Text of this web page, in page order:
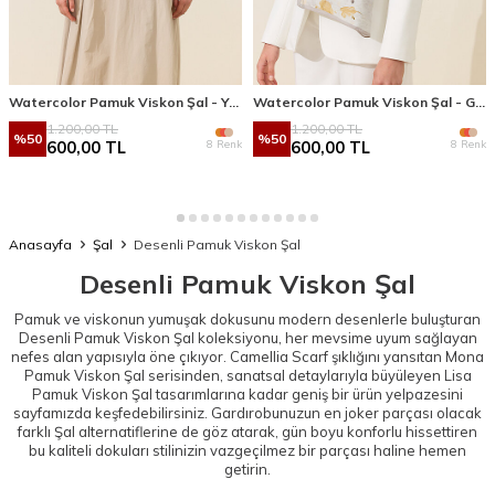
Watercolor Pamuk Viskon Şal - Yağ Yeşili
%50
1.200,00TL
600,00 TL 8 Renk %50
1.200,00TL
600,00 TL 8 Renk
Anasayfa Şal Desenli Pamuk Viskon Şal
Desenli Pamuk Viskon Şal
Pamuk ve viskonun yumuşak dokusunu modern desenlerle buluşturan
Desenli Pamuk Viskon Şal koleksiyonu, her mevsime uyum sağlayan
nefes alan yapısıyla öne çıkıyor. Camellia Scarf şıklığını yansıtan Mona
Pamuk Viskon Şal serisinden, sanatsal detaylarıyla büyüleyen Lisa
Pamuk Viskon Şaltasarımlarına kadar geniş bir ürün yelpazesini
sayfamızda keşfedebilirsiniz. Gardırobunuzun en joker parçası olacak
farklı Şal alternatiflerine de göz atarak, gün boyu konforlu hissettiren
bu kaliteli dokuları stilinizin vazgeçilmez bir parçası haline hemen
getirin.